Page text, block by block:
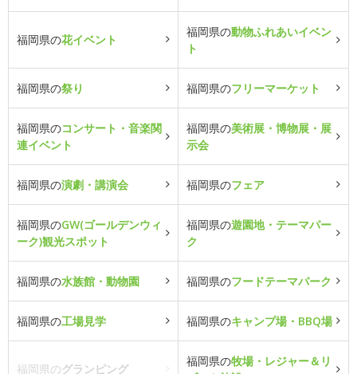
福岡県の花イベント
福岡県の動物ふれあいイベン
ト
福岡県の祭り 福岡県のフリーマーケット
福岡県のコンサート・音楽関
連イベント
福岡県の美術展・博物展・展
示会
福岡県の演劇・講演会 福岡県のフェア
福岡県のGW(ゴールデンウィ
ーク)観光スポット
福岡県の遊園地・テーマパー
ク
福岡県の水族館・動物園 福岡県のフードテーマパーク
福岡県の工場見学 福岡県のキャンプ場・BBQ場
福岡県のグランピング
福岡県の牧場・レジャー＆リ